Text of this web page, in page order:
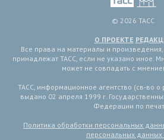
© 2026 ТАСС
О ПРОЕКТЕ
Все права на материалы и
принадлежат ТАСС, если не указано иное.
может не совпадать с
ТАСС, информационное агентство (св-во
выдано 02 апреля 1999 г.
Федерации по
Политика обработки персональных
персональных данных